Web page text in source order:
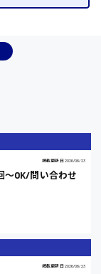
掲載更新日 2026/06/23
OK/問い合わせ
掲載更新日 2026/06/23